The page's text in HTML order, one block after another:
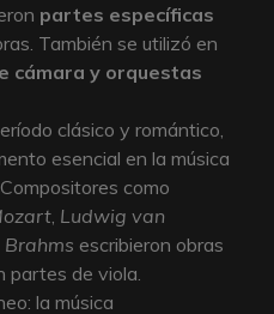
partes específicas
También se utilizó en
cámara y orquestas
clásico y romántico,
esencial en la música
como
Ludwig van
Brahms escribieron obras
partes de viola.
la música